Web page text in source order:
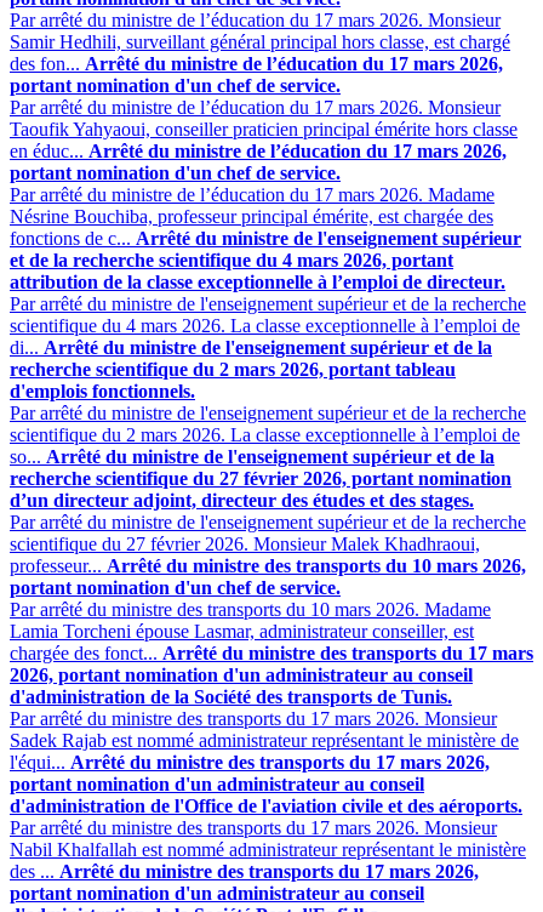
Par arrêté du ministre de l’éducation du 17 mars 2026. Monsieur
Samir Hedhili, surveillant général principal hors classe, est chargé
des fon... Arrêté du ministre de l’éducation du 17 mars 2026,
portant nomination d'un chef de service.
Par arrêté du ministre de l’éducation du 17 mars 2026. Monsieur
Taoufik Yahyaoui, conseiller praticien principal émérite hors classe
en éduc... Arrêté du ministre de l’éducation du 17 mars 2026,
portant nomination d'un chef de service.
Par arrêté du ministre de l’éducation du 17 mars 2026. Madame
Nésrine Bouchiba, professeur principal émérite, est chargée des
fonctions de c... Arrêté du ministre de l'enseignement supérieur
et de la recherche scientifique du 4 mars 2026, portant
attribution de la classe exceptionnelle à l’emploi de directeur.
Par arrêté du ministre de l'enseignement supérieur et de la recherche
scientifique du 4 mars 2026. La classe exceptionnelle à l’emploi de
di... Arrêté du ministre de l'enseignement supérieur et de la
recherche scientifique du 2 mars 2026, portant tableau
d'emplois fonctionnels.
Par arrêté du ministre de l'enseignement supérieur et de la recherche
scientifique du 2 mars 2026. La classe exceptionnelle à l’emploi de
so... Arrêté du ministre de l'enseignement supérieur et de la
recherche scientifique du 27 février 2026, portant nomination
d’un directeur adjoint, directeur des études et des stages.
Par arrêté du ministre de l'enseignement supérieur et de la recherche
scientifique du 27 février 2026. Monsieur Malek Khadhraoui,
professeur... Arrêté du ministre des transports du 10 mars 2026,
portant nomination d'un chef de service.
Par arrêté du ministre des transports du 10 mars 2026. Madame
Lamia Torcheni épouse Lasmar, administrateur conseiller, est
chargée des fonct... Arrêté du ministre des transports du 17 mars
2026, portant nomination d'un administrateur au conseil
d'administration de la Société des transports de Tunis.
Par arrêté du ministre des transports du 17 mars 2026. Monsieur
Sadek Rajab est nommé administrateur représentant le ministère de
l'équi... Arrêté du ministre des transports du 17 mars 2026,
portant nomination d'un administrateur au conseil
d'administration de l'Office de l'aviation civile et des aéroports.
Par arrêté du ministre des transports du 17 mars 2026. Monsieur
Nabil Khalfallah est nommé administrateur représentant le ministère
des ... Arrêté du ministre des transports du 17 mars 2026,
portant nomination d'un administrateur au conseil